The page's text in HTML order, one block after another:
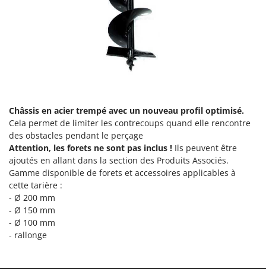
Désherbeurs thermiques et mécaniques
Déshumidificateurs
Effeuilleuses pour olives
Égreneuses à maïs
Électropompes pour la maison et le jardin
Éleveuses artificielles pour poussins
Enfouisseurs de pierres
Enrouleurs de filets pour olives
Épareuses pour tracteur
Épépineuses
Campagnola
Campingaz
Castelgarden
Castellari
Ceccato Olindo
Char-Broil
Classe
Clementi
Châssis en acier trempé avec un nouveau profil optimisé.
Cela permet de limiter les contrecoups quand elle rencontre
des obstacles pendant le perçage
Attention, les forets ne sont pas inclus ! Ils peuvent être
ajoutés en allant dans la section des Produits Associés.
Gamme disponible de forets et accessoires applicables à
cette tarière :
- Ø 200 mm
- Ø 150 mm
- Ø 100 mm
- rallonge